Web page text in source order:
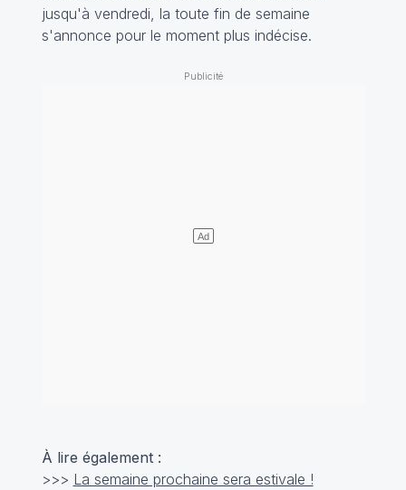
jusqu'à vendredi, la toute fin de semaine
s'annonce pour le moment plus indécise.
À lire également :
>>> La semaine prochaine sera estivale !